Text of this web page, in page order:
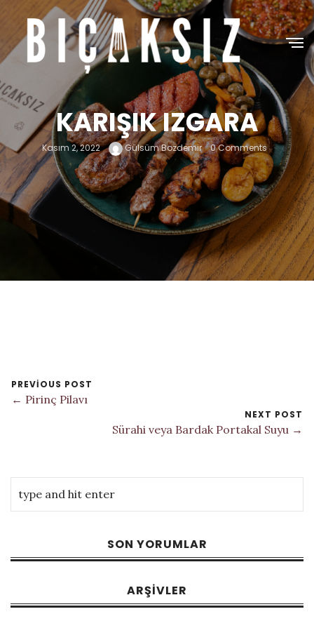
KARIŞIK IZGARA
Kasım 2, 2022 Gülsüm Bozdemir 0 Comments
PREVIOUS POST
← Pirinç Pilavı
NEXT POST
Sürahi veya Bardak Portakal Suyu →
SON YORUMLAR
ARŞIVLER